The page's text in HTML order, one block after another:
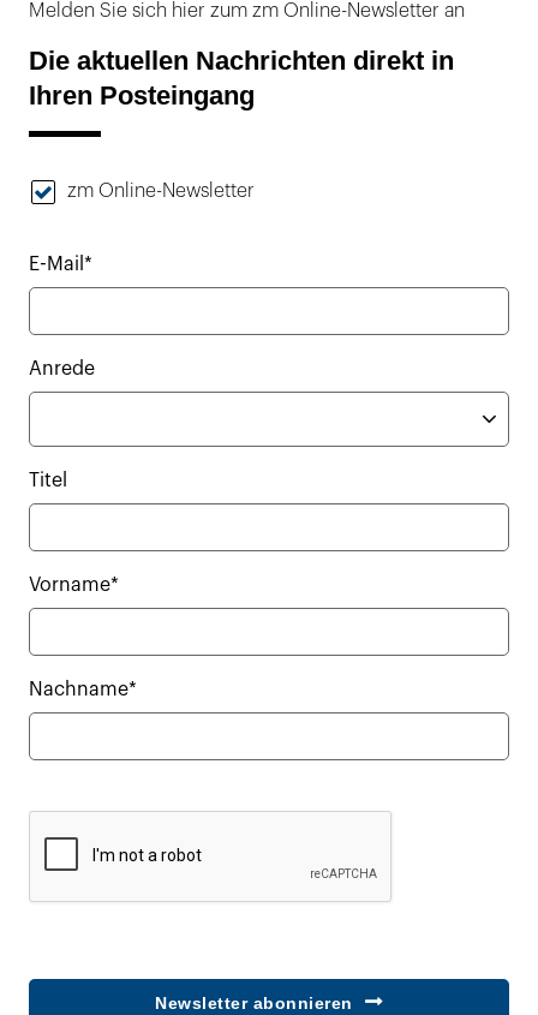
Melden Sie sich hier zum zm Online-Newsletter an
Die aktuellen Nachrichten direkt in
Ihren Posteingang
zm Online-Newsletter
E-Mail*
Anrede
Titel
Vorname*
Nachname*
Newsletter abonnieren